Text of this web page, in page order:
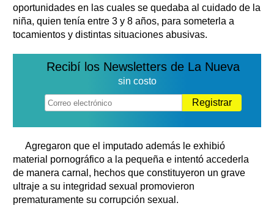
oportunidades en las cuales se quedaba al cuidado de la
niña, quien tenía entre 3 y 8 años, para someterla a
tocamientos y distintas situaciones abusivas.
Recibí los Newsletters de La Nueva
sin costo
Registrar
Agregaron que el imputado además le exhibió
material pornográfico a la pequeña e intentó accederla
de manera carnal, hechos que constituyeron un grave
ultraje a su integridad sexual promovieron
prematuramente su corrupción sexual.